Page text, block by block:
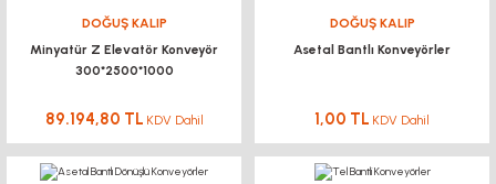
DOĞUŞ KALIP
Minyatür Z Elevatör Konveyör
300*2500*1000
89.194,80 TL KDV Dahil
DOĞUŞ KALIP
Asetal Bantlı Konveyörler
1,00 TL KDV Dahil